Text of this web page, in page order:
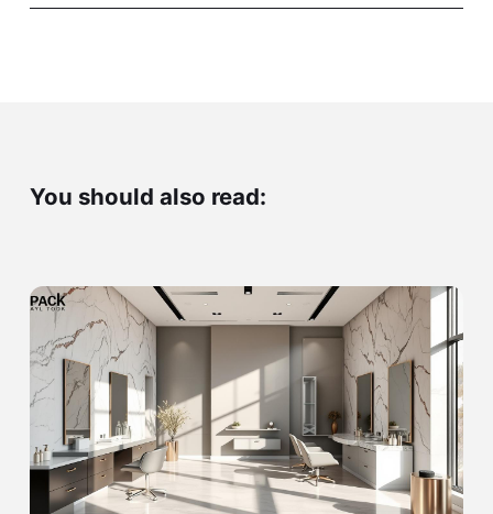
You should also read: